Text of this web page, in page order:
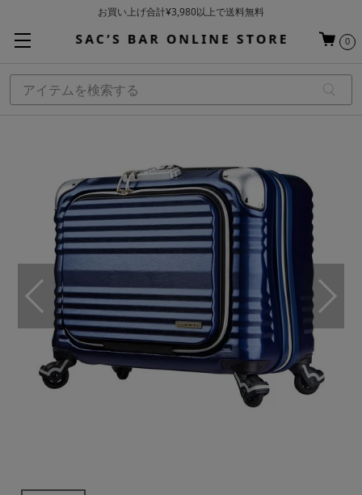
お買い上げ合計¥3,980以上で送料無料
当日～翌営業日を目安に順次発送（一部お取り寄せ商品を除く）
0